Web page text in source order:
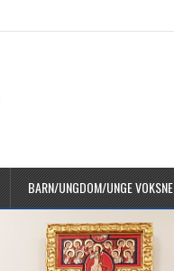
BARN/UNGDOM/UNGE VOKSNE